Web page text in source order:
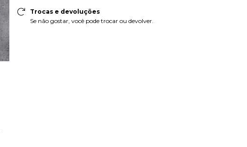
Trocas e devoluções
Se não gostar, você pode trocar ou devolver.